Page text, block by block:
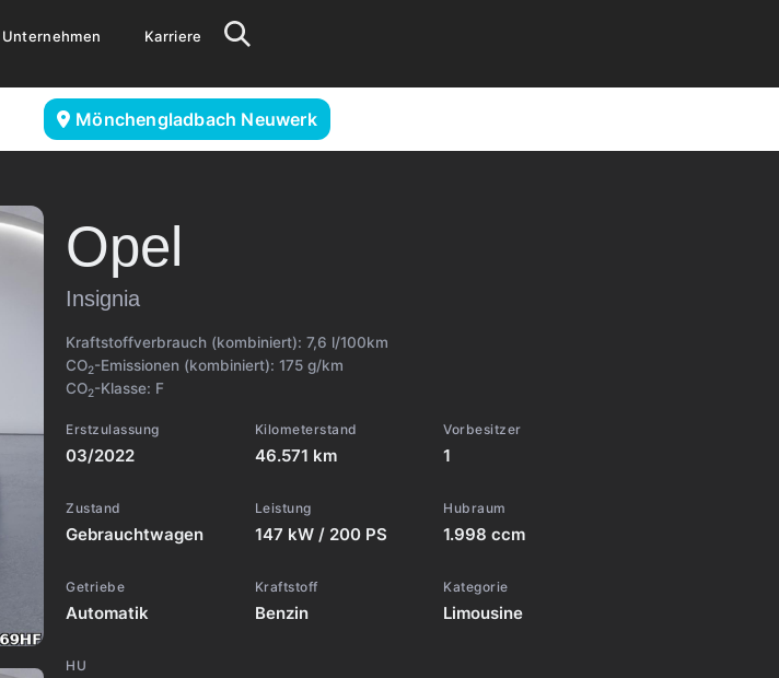
Unternehmen Karriere
Mönchengladbach Neuwerk
Opel
Insignia
Kraftstoffverbrauch (kombiniert): 7,6 l/100km
CO2-Emissionen (kombiniert): 175 g/km
CO2-Klasse: F
Erstzulassung
03/2022
Kilometerstand
46.571 km
Vorbesitzer
1
Zustand
Gebrauchtwagen
Leistung
147 kW / 200 PS
Hubraum
1.998 ccm
Getriebe
Automatik
Kraftstoff
Benzin
Kategorie
Limousine
HU